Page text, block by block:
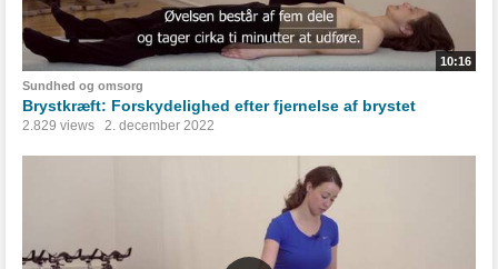
10:16
Sundhed og omsorg
Brystkræft: Forskydelighed efter fjernelse af brystet
2.829 views 2. december 2022